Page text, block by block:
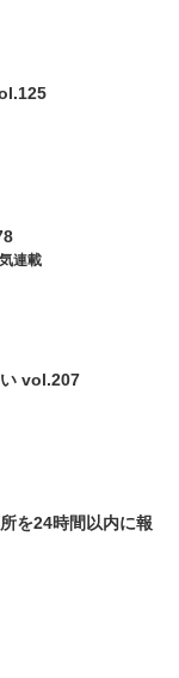
連載
vol.207
を24時間以内に報